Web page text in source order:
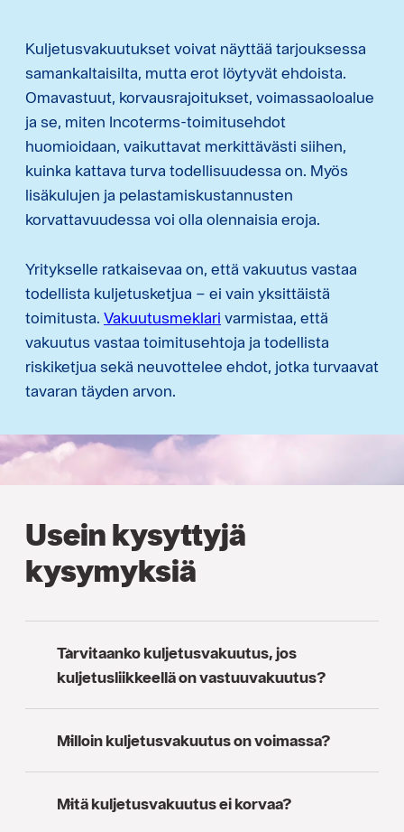
Kuljetusvakuutukset voivat näyttää tarjouksessa
samankaltaisilta, mutta erot löytyvät ehdoista.
Omavastuut, korvausrajoitukset, voimassaoloalue
ja se, miten Incoterms-toimitusehdot
huomioidaan, vaikuttavat merkittävästi siihen,
kuinka kattava turva todellisuudessa on. Myös
lisäkulujen ja pelastamiskustannusten
korvattavuudessa voi olla olennaisia eroja.
Yritykselle ratkaisevaa on, että vakuutus vastaa
todellista kuljetusketjua – ei vain yksittäistä
toimitusta. Vakuutusmeklari varmistaa, että
vakuutus vastaa toimitusehtoja ja todellista
riskiketjua sekä neuvottelee ehdot, jotka turvaavat
tavaran täyden arvon.
Usein kysyttyjä
kysymyksiä
Tarvitaanko kuljetusvakuutus, jos
kuljetusliikkeellä on vastuuvakuutus?
Milloin kuljetusvakuutus on voimassa?
Mitä kuljetusvakuutus ei korvaa?